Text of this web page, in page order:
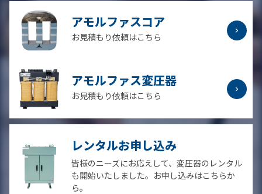
アモルファスコア
お見積もり依頼はこちら
アモルファス変圧器
お見積もり依頼はこちら
レンタルお申し込み
皆様のニーズにお応えして、変圧器のレンタル
も開始いたしました。お申し込みはこちらか
ら。